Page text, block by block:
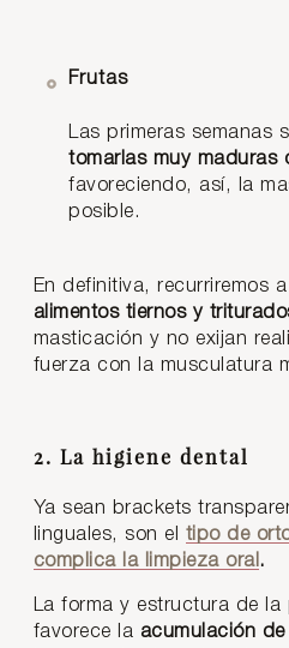
Frutas
Las primeras semanas
tomarlas muy maduras
favoreciendo, así, la
posible.
En definitiva, recurriremos
alimentos tiernos y
masticación y no exijan
fuerza con la musculatura
2. La higiene dental
Ya sean brackets
linguales, son el tipo de
complica la limpieza oral .
La forma y estructura de
favorece la acumulación